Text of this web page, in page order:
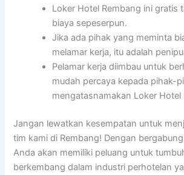
Loker Hotel Rembang ini gratis
biaya sepeserpun.
Jika ada pihak yang meminta
melamar kerja, itu adalah
Pelamar kerja diimbau untuk
mudah percaya kepada pihak-
mengatasnamakan Loker Hotel
Jangan lewatkan kesempatan untuk
tim kami di Rembang! Dengan
Anda akan memiliki peluang untuk
berkembang dalam industri perhotelan